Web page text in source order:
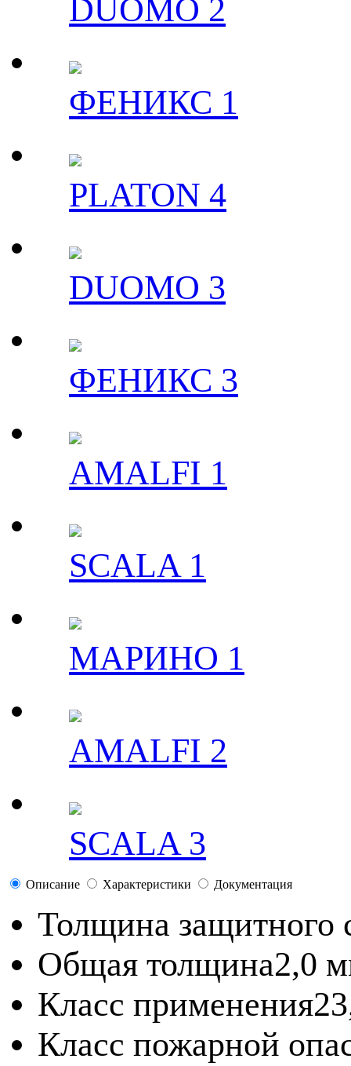
DUOMO 2
ФЕНИКС 1
PLATON 4
DUOMO 3
ФЕНИКС 3
AMALFI 1
SCALA 1
МАРИНО 1
AMALFI 2
SCALA 3
Описание Характеристики Документация
Толщина защитного
Общая толщина2,0
Класс применения
Класс пожарной